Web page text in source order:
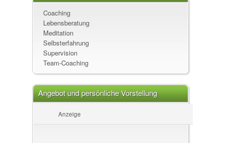
Leistungen an
Coaching
Lebensberatung
Meditation
Selbsterfahrung
Supervision
Team-Coaching
Angebot und persönliche Vorstellung
Anzeige